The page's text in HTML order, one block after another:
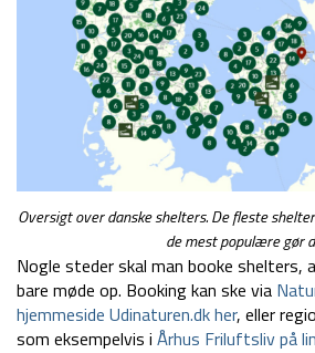
Oversigt over danske shelters. De fleste
de mest populære gør
Nogle steder skal man booke shelters,
bare møde op. Booking kan ske via
hjemmeside Udinaturen.dk her, eller
som eksempelvis i Århus Friluftsliv på